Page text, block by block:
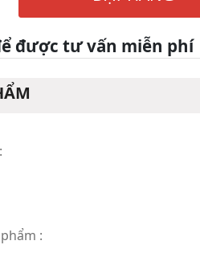
được tư vấn miễn phí
: